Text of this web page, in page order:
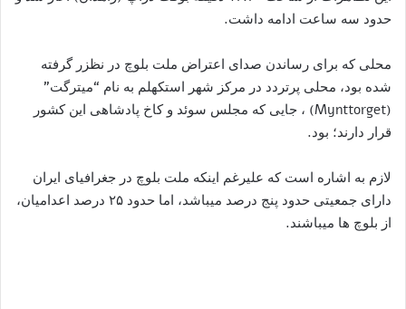
حدود سه ساعت ادامه داشت.
محلی که برای رساندن صدای اعتراض ملت بلوچ در نظزر گرفته
شده بود، محلی پرتردد در مرکز شهر استکهلم به نام “میترگت”
(Mynttorget) ، جایی که مجلس سوئد و کاخ پادشاهی این کشور
قرار دارند؛ بود.
لازم به اشاره است که علیرغم اینکه ملت بلوچ در جغرافیای ایران
دارای جمعیتی حدود پنج درصد میباشد، اما حدود ٢۵ درصد اعدامیان،
از بلوچ ها میباشند.